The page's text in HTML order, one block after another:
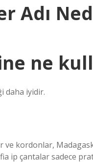
Adı
ne
daha iyidir.
ve kordonlar,
ip çantalar sadece